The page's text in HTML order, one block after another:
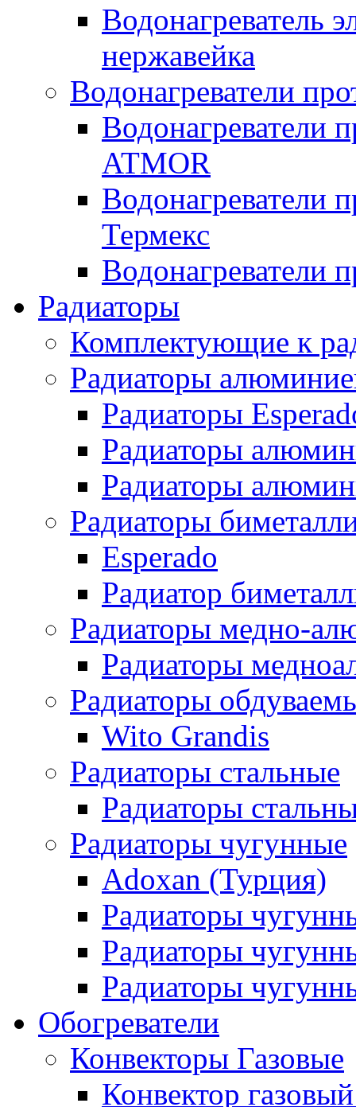
Водонагреватель
нержавейка
Водонагреватели
Водонагреватели
ATMOR
Водонагреватели
Термекс
Водонагреватели
Радиаторы
Комплектующие к
Радиаторы
Радиаторы
Радиаторы
Радиаторы
Радиаторы
Esperado
Радиатор
Радиаторы медно-
Радиаторы
Радиаторы
Wito Grandis
Радиаторы стальные
Радиаторы
Радиаторы чугунные
Adoxan (Турция)
Радиаторы
Радиаторы
Радиаторы
Обогреватели
Конвекторы Газовые
Конвектор